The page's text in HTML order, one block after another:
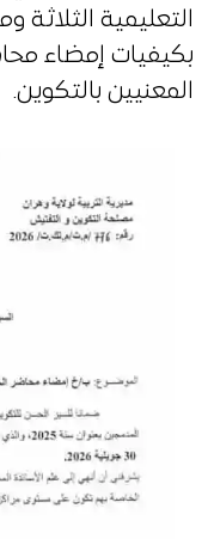
التعليمية الثلاثة
بكيفيات إمضاء
المعنيين بالتكوين.